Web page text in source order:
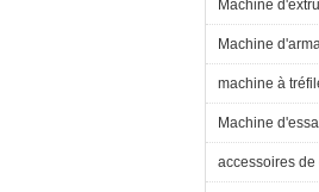
Machine
Machine
machine à
Machine
accessoires de